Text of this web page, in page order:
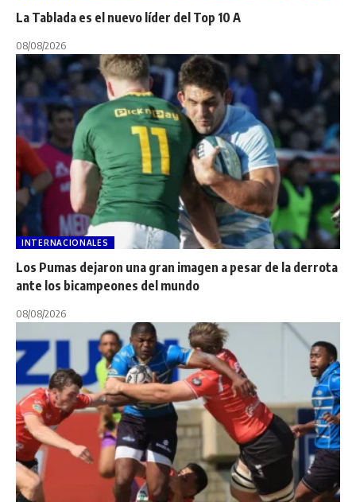
La Tablada es el nuevo líder del Top 10 A
08/08/2026
INTERNACIONALES
Los Pumas dejaron una gran imagen a pesar de la derrota
ante los bicampeones del mundo
08/08/2026